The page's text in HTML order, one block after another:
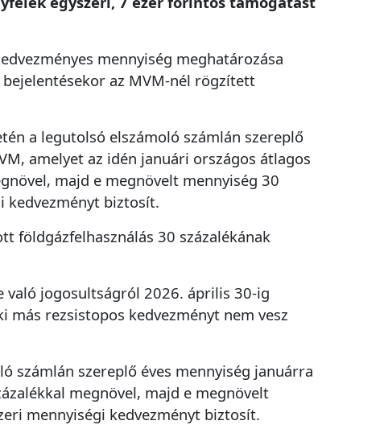
Fogadtuk hibabejelentését
Köszönjük, hogy bejelentésével is segíti a gyors
hibaelhárítást.
mennyiség meghatározása
az MVM-nél rögzített
a legutolsó elszámoló számlán szereplő
amelyet az idén januári országos átlagos
majd e megnövelt mennyiség 30
kedvezményt biztosít.
földgázfelhasználás 30 százalékának
való jogosultságról 2026. április 30-ig
más rezsistopos kedvezményt nem vesz
számlán szereplő éves mennyiség januárra
megnövel, majd e megnövelt
mennyiségi kedvezményt biztosít.